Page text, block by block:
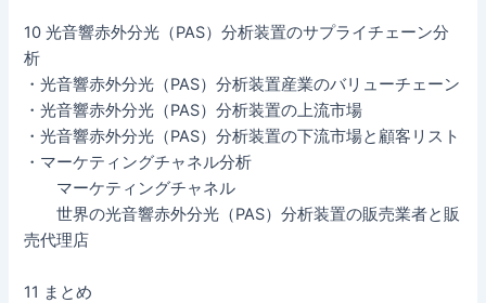
10 光音響赤外分光（PAS）分析装置のサプライチェーン分
析
・光音響赤外分光（PAS）分析装置産業のバリューチェーン
・光音響赤外分光（PAS）分析装置の上流市場
・光音響赤外分光（PAS）分析装置の下流市場と顧客リスト
・マーケティングチャネル分析
マーケティングチャネル
世界の光音響赤外分光（PAS）分析装置の販売業者と販
売代理店
11 まとめ